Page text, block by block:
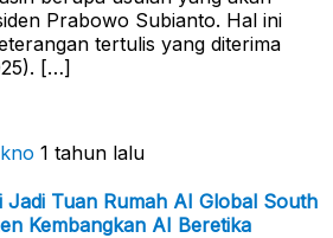
Prabowo Subianto. Hal ini
tertulis yang diterima
[…]
1 tahun lalu
Jadi Tuan Rumah AI Global South
Kembangkan AI Beretika